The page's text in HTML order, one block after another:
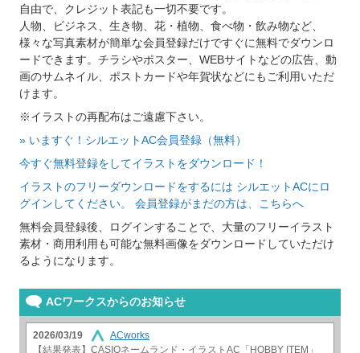
自由で、クレジット表記も一切不要です。
人物、ビジネス、生き物、花・植物、食べ物・飲み物など、
様々な写真素材が簡単な会員登録だけですぐに無料でダウンロ
ードできます。チラシやポスター、WEBサイトなどの広告、動
画のサムネイル、ポストカードや年賀状などにもご利用いただ
けます。
※イラストの再配布はご遠慮下さい。
» いますぐ！シルエットAC会員登録（無料）
今すぐ無料登録をしてイラストをダウンロード！
イラストのフリーダウンロードをするには シルエットACにロ
グインしてください。 会員登録がまだの方は、こちらへ
無料会員登録後、ログインすることで、大量のフリーイラスト
素材・商用利用も可能な無料画像をダウンロードしていただけ
るようになります。